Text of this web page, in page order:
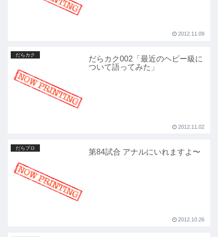
2012.11.09
だらカク
だらカク002「最近のヘビー級に
ついて語ってみた」
2012.11.02
だらプロ 第84試合 アナルにいれますよ〜
2012.10.26